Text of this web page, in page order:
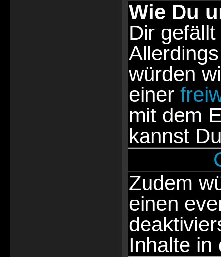
Wie Du
Dir
würden
einer
mit dem
kannst
Zudem
einen
Inhalte in